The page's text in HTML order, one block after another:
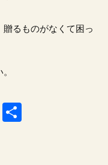
るものがなくて困っ
Email